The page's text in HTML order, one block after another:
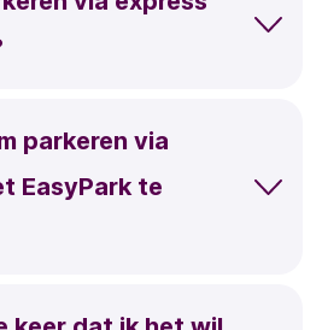
parkeren via
EasyPark te